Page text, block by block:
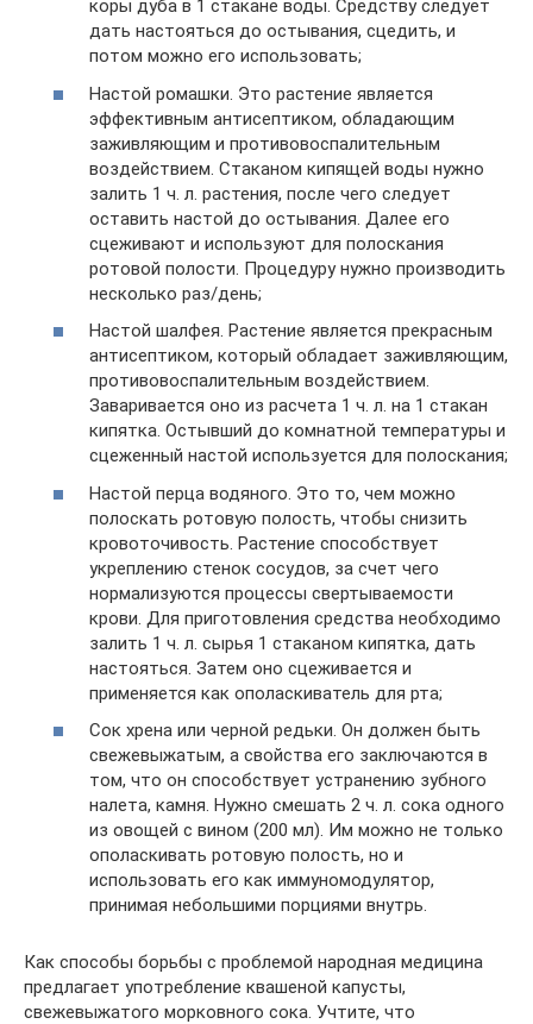
коры дуба в 1 стакане воды. Средству следует
дать настояться до остывания, сцедить, и
потом можно его использовать;
Настой ромашки. Это растение является
эффективным антисептиком, обладающим
заживляющим и противовоспалительным
воздействием. Стаканом кипящей воды нужно
залить 1 ч. л. растения, после чего следует
оставить настой до остывания. Далее его
сцеживают и используют для полоскания
ротовой полости. Процедуру нужно производить
несколько раз/день;
Настой шалфея. Растение является прекрасным
антисептиком, который обладает заживляющим,
противовоспалительным воздействием.
Заваривается оно из расчета 1 ч. л. на 1 стакан
кипятка. Остывший до комнатной температуры и
сцеженный настой используется для полоскания;
Настой перца водяного. Это то, чем можно
полоскать ротовую полость, чтобы снизить
кровоточивость. Растение способствует
укреплению стенок сосудов, за счет чего
нормализуются процессы свертываемости
крови. Для приготовления средства необходимо
залить 1 ч. л. сырья 1 стаканом кипятка, дать
настояться. Затем оно сцеживается и
применяется как ополаскиватель для рта;
Сок хрена или черной редьки. Он должен быть
свежевыжатым, а свойства его заключаются в
том, что он способствует устранению зубного
налета, камня. Нужно смешать 2 ч. л. сока одного
из овощей с вином (200 мл). Им можно не только
ополаскивать ротовую полость, но и
использовать его как иммуномодулятор,
принимая небольшими порциями внутрь.
Как способы борьбы с проблемой народная медицина
предлагает употребление квашеной капусты,
свежевыжатого морковного сока. Учтите, что